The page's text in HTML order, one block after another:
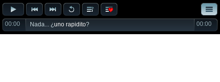
00:00 Nada... ¿uno rapidito? 00:00